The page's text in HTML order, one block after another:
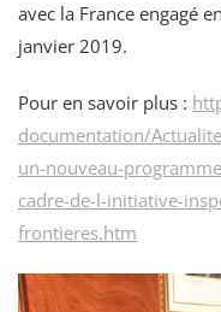
avec la France engagé
janvier 2019.
Pour en savoir plus :
documentation/
un-nouveau-
cadre-de-l-initiative-
frontieres.htm